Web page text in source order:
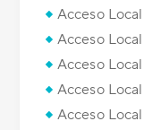
Acceso
Acceso
Acceso
Acceso
Acceso